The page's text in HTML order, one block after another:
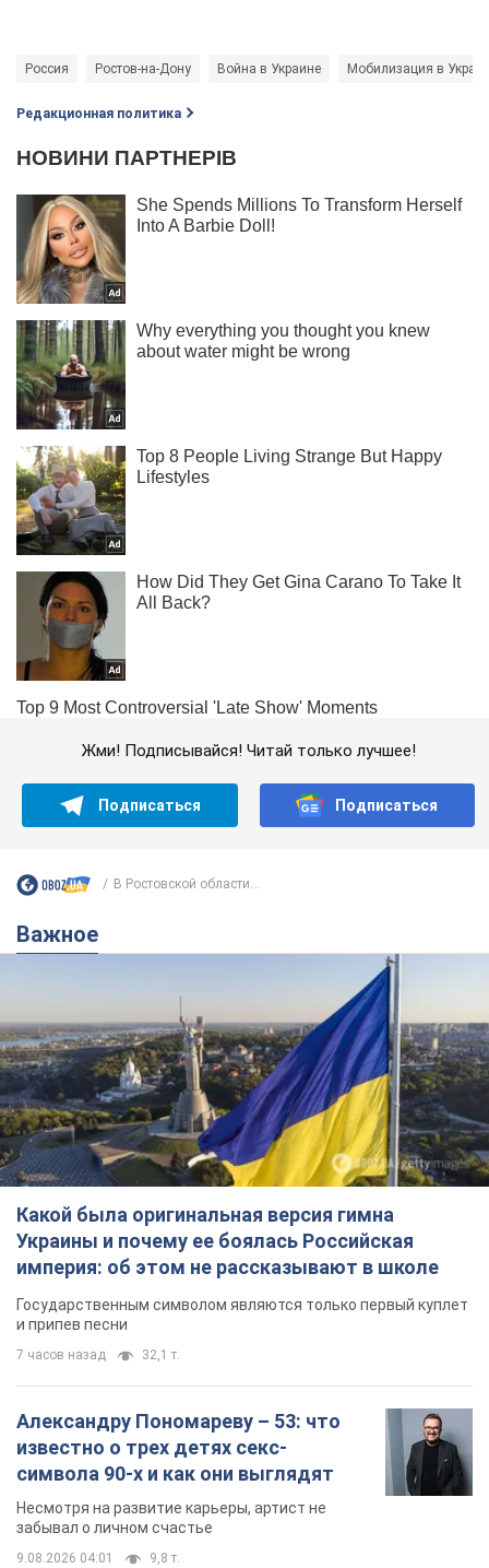
Россия Ростов-на-Дону Война в Украине Мобилизация в
Редакционная политика
Жми! Подписывайся! Читай только лучшее!
Подписаться Подписаться
В Ростовской области...
Важное
Какой была оригинальная версия гимна
Украины и почему ее боялась Российская
империя: об этом не рассказывают в школе
Государственным символом являются только первый куплет
и припев песни
7 часов назад 32,1 т.
Александру Пономареву – 53: что
известно о трех детях секс-
символа 90-х и как они выглядят
Несмотря на развитие карьеры, артист не
забывал о личном счастье
9.08.2026 04:01 9,8 т.